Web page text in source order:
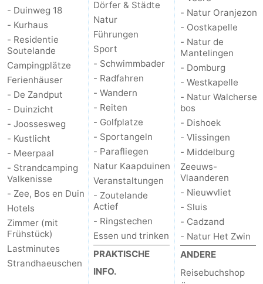
- Duinweg 18
- Kurhaus
- Residentie
Soutelande
Campingplätze
Ferienhäuser
- De Zandput
- Duinzicht
- Joossesweg
- Kustlicht
- Meerpaal
- Strandcamping
Valkenisse
- Zee, Bos en Duin
Hotels
Zimmer (mit
Frühstück)
Lastminutes
Strandhaeuschen
Dörfer & Städte
Natur
Führungen
Sport
- Schwimmbader
- Radfahren
- Wandern
- Reiten
- Golfplatze
- Sportangeln
- Parafliegen
Natur Kaapduinen
Veranstaltungen
- Zoutelande
Actief
- Ringstechen
Essen und trinken
PRAKTISCHE
INFO.
- Natur Oranjezon
- Oostkapelle
- Natur de
Mantelingen
- Domburg
- Westkapelle
- Natur Walcherse
bos
- Dishoek
- Vlissingen
- Middelburg
Zeeuws-
Vlaanderen
- Nieuwvliet
- Sluis
- Cadzand
- Natur Het Zwin
ANDERE
Reisebuchshop